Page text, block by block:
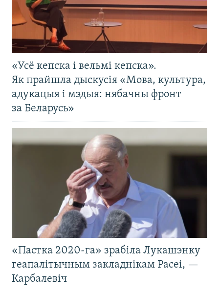
«Усё кепска і вельмі кепска».
Як прайшла дыскусія «Мова, культура,
адукацыя і мэдыя: нябачны фронт
за Беларусь»
«Пастка 2020-га» зрабіла Лукашэнку
геапалітычным закладнікам Расеі, —
Карбалевіч